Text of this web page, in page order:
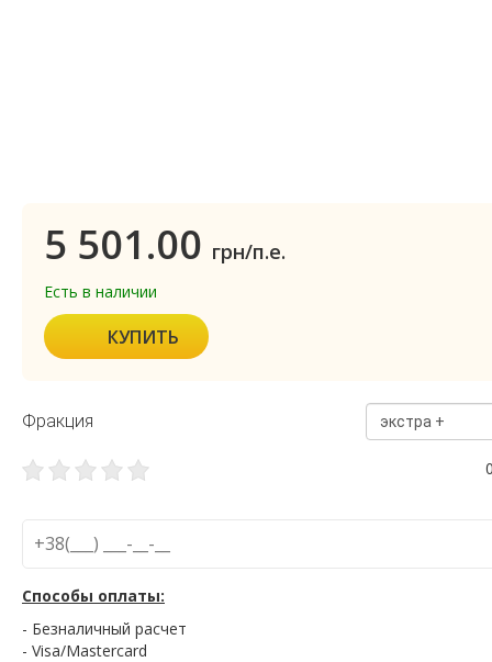
5 501.00 грн/п.е.
Есть в наличии
КУПИТЬ
Фракция экстра +
Способы оплаты:
- Безналичный расчет
- Visa/Mastercard